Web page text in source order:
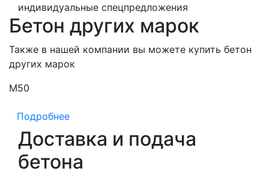
индивидуальные спецпредложения
Бетон других марок
Также в нашей компании вы можете купить бетон
других марок
М50
Подробнее
Доставка и подача
бетона